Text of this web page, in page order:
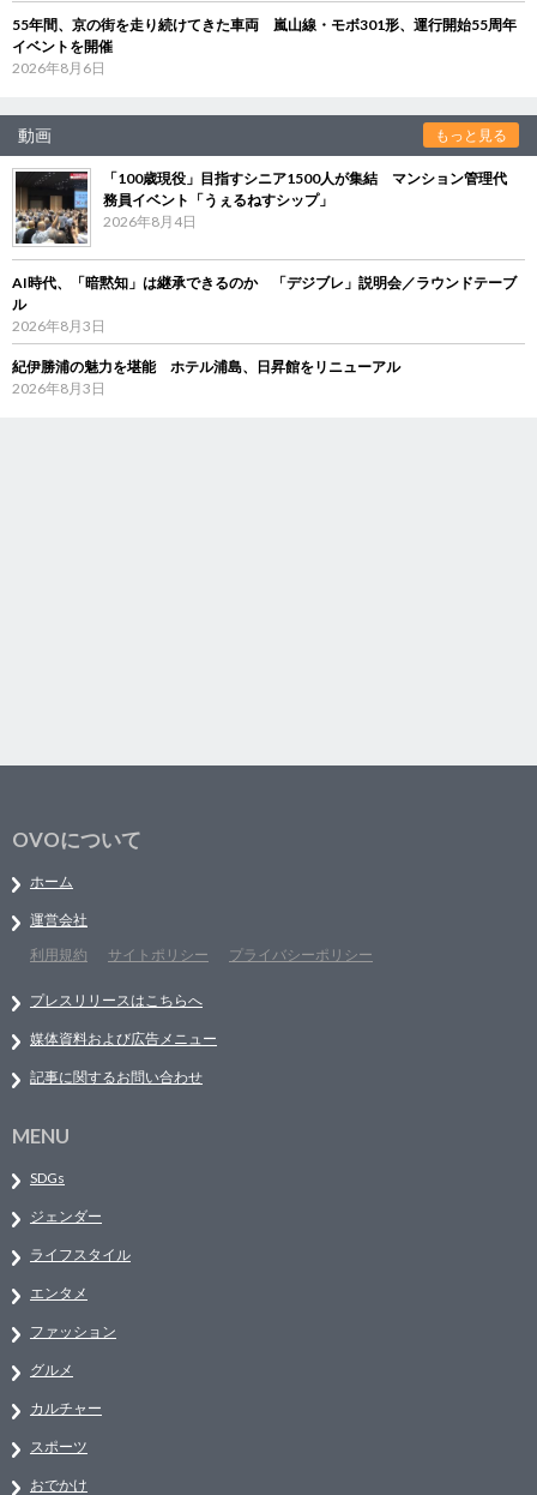
55年間、京の街を走り続けてきた車両 嵐山線・モボ301形、運行開始55周年
イベントを開催
2026年8月6日
動画 もっと見る
「100歳現役」目指すシニア1500人が集結 マンション管理代
務員イベント「うぇるねすシップ」
2026年8月4日
AI時代、「暗黙知」は継承できるのか 「デジブレ」説明会／ラウンドテーブ
ル
2026年8月3日
紀伊勝浦の魅力を堪能 ホテル浦島、日昇館をリニューアル
2026年8月3日
OVOについて
ホーム
運営会社
利用規約
サイトポリシー プライバシーポリシー
プレスリリースはこちらへ
媒体資料および広告メニュー
記事に関するお問い合わせ
MENU
SDGs
ジェンダー
ライフスタイル
エンタメ
ファッション
グルメ
カルチャー
スポーツ
おでかけ